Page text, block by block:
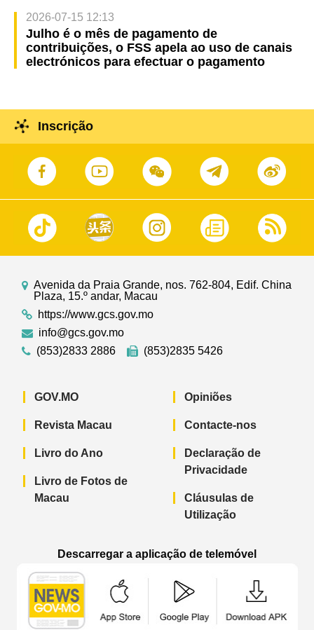
2026-07-15 12:13
Julho é o mês de pagamento de
contribuições, o FSS apela ao uso de canais
electrónicos para efectuar o pagamento
Inscrição
Avenida da Praia Grande, nos. 762-804, Edif. China
Plaza, 15.º andar, Macau
https://www.gcs.gov.mo
info@gcs.gov.mo
(853)2833 2886
(853)2835 5426
GOV.MO
Revista Macau
Livro do Ano
Livro de Fotos de
Macau
Opiniões
Contacte-nos
Declaração de
Privacidade
Cláusulas de
Utilização
Descarregar a aplicação de telemóvel